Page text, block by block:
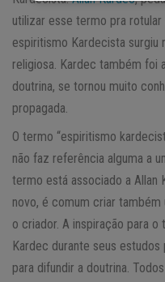
utilizar esse termo pra
espiritismo Kardecista surgiu
religiosa. Kardec também foi
doutrina, se tornou muito
propagada.
O termo “espiritismo
não faz referência alguma a
termo está associado a Allan
novo, é comum criar também
o criador. A inspiração para o
Kardec durante seus
para difundir a doutrina.